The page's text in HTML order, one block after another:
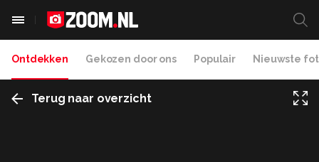
Ontdekken Gekozen door ons Populair Nieuwste
Terug naar overzicht